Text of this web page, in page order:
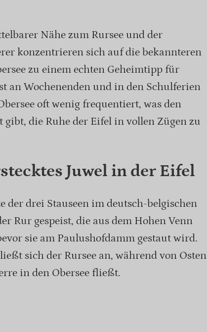
Nähe zum Rursee und der
konzentrieren sich auf die bekannteren
zu einem echten Geheimtipp für
an Wochenenden und in den Schulferien
oft wenig frequentiert, was den
die Ruhe der Eifel in vollen Zügen zu
Juwel in der Eifel
der drei Stauseen im deutsch-belgischen
Rur gespeist, die aus dem Hohen Venn
sie am Paulushofdamm gestaut wird.
sich der Rursee an, während von Osten
in den Obersee fließt.